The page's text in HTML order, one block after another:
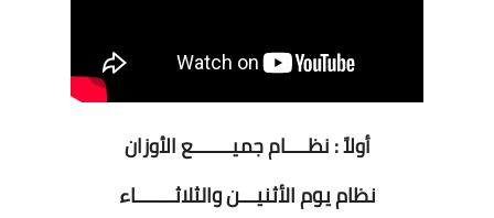
أولاً : نظــــام جميـــــــع الأوزان
نظام يوم الأثنيـــن والثلاثـــــــاء